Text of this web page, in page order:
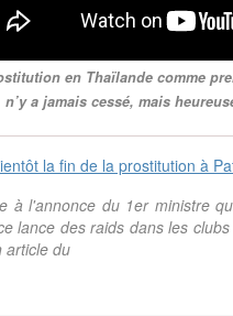
en Thaïlande comme
n’y a jamais cessé, mais
à l'annonce du 1er ministre
lance des raids dans les
article du